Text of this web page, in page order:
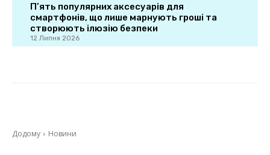
П’ять популярних аксесуарів для
смартфонів, що лише марнують гроші та
створюють ілюзію безпеки
12 Липня 2026